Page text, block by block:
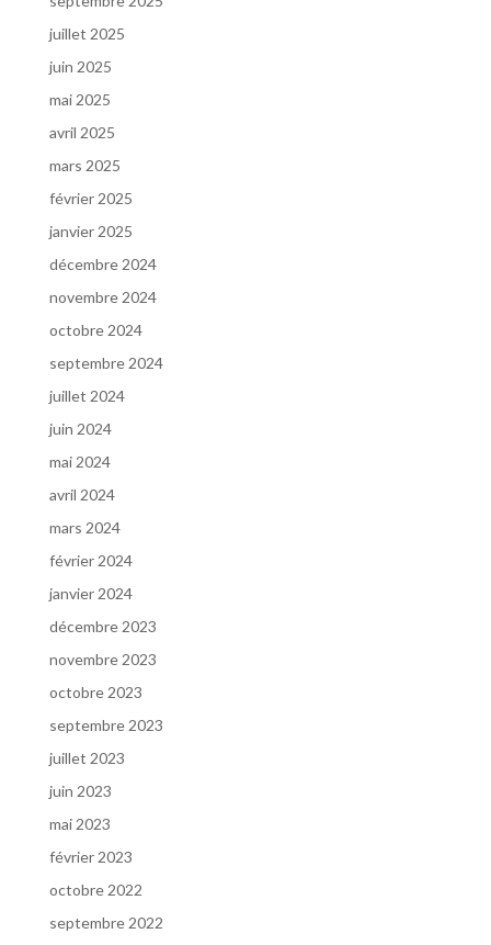
juillet 2025
juin 2025
mai 2025
avril 2025
mars 2025
février 2025
janvier 2025
décembre 2024
novembre 2024
octobre 2024
septembre 2024
juillet 2024
juin 2024
mai 2024
avril 2024
mars 2024
février 2024
janvier 2024
décembre 2023
novembre 2023
octobre 2023
septembre 2023
juillet 2023
juin 2023
mai 2023
février 2023
octobre 2022
septembre 2022